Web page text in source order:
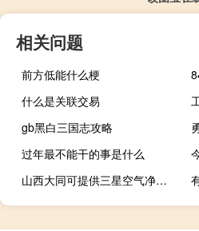
相关问题
前方低能什么梗
什么是关联交易
gb黑白三国志攻略
过年最不能干的事是什么
山西大同可提供三星空气净化器维修服务地址在哪